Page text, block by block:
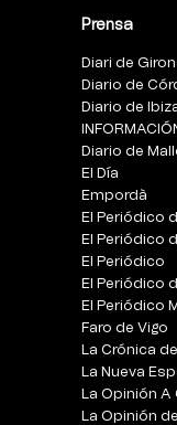
Prensa
Diari de
Diario de
Diario de
Diario de
El Día
Empordà
El Periódico
El Periódico
El Periódico
El Periódico
El Periódico
Faro de Vigo
La Crónica
La Nueva
La Opinión A
La Opinión